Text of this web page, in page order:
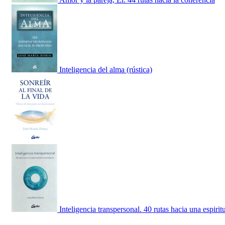
Inteligencia del alma (rústica)
Inteligencia transpersonal. 40 rutas hacia una